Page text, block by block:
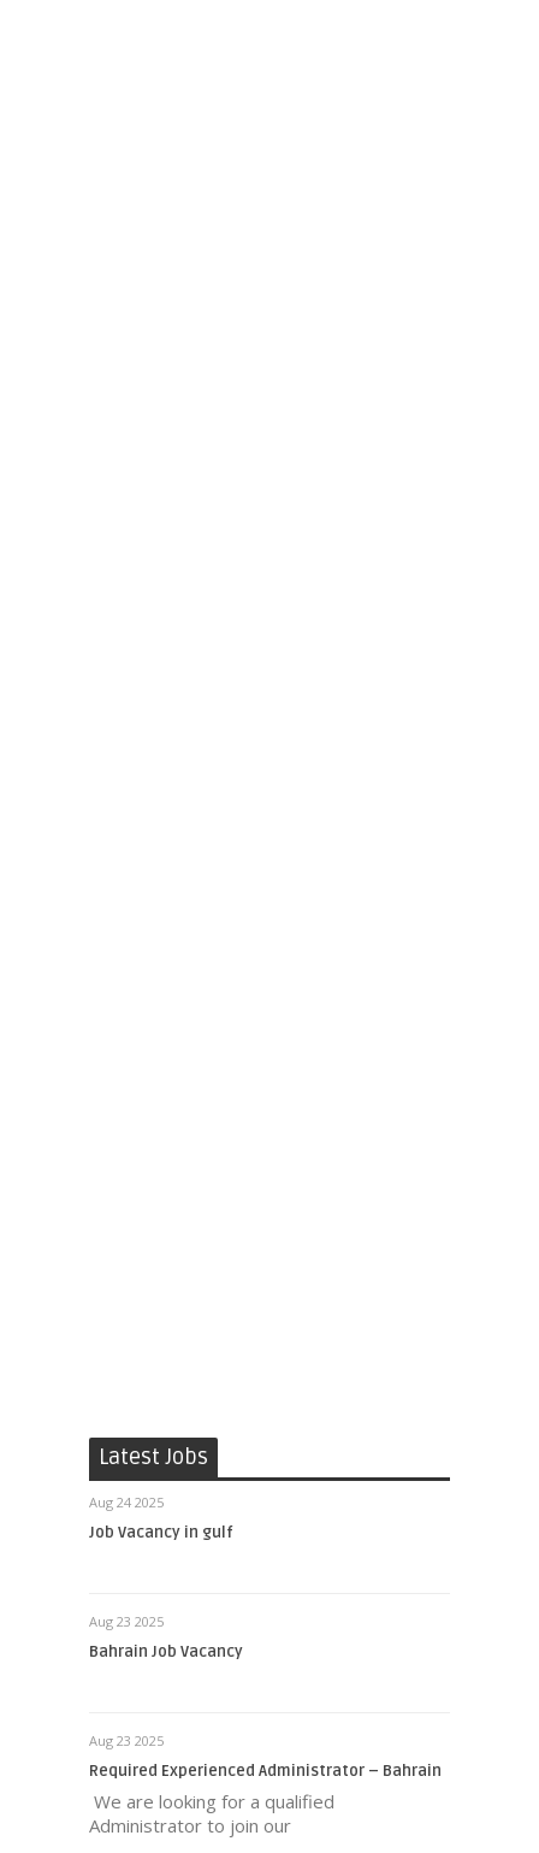
Latest Jobs
Aug 24 2025
Job Vacancy in gulf
Aug 23 2025
Bahrain Job Vacancy
Aug 23 2025
Required Experienced Administrator – Bahrain
We are looking for a qualified
Administrator to join our